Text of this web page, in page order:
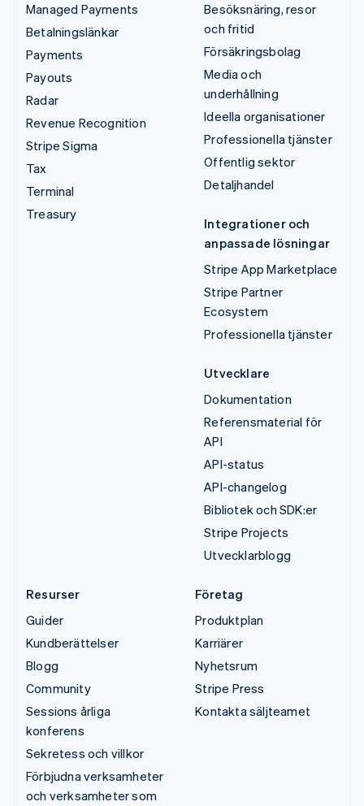
Managed Payments
Betalningslänkar
Payments
Payouts
Radar
Revenue Recognition
Stripe Sigma
Tax
Terminal
Treasury
Besöksnäring, resor
och fritid
Försäkringsbolag
Media och
underhållning
Ideella organisationer
Professionella tjänster
Offentlig sektor
Detaljhandel
Integrationer och
anpassade lösningar
Stripe App Marketplace
Stripe Partner
Ecosystem
Professionella tjänster
Utvecklare
Dokumentation
Referensmaterial för
API
API-status
API-changelog
Bibliotek och SDK:er
Stripe Projects
Utvecklarblogg
Resurser
Guider
Kundberättelser
Blogg
Community
Sessions årliga
konferens
Sekretess och villkor
Förbjudna verksamheter
och verksamheter som
Företag
Produktplan
Karriärer
Nyhetsrum
Stripe Press
Kontakta säljteamet